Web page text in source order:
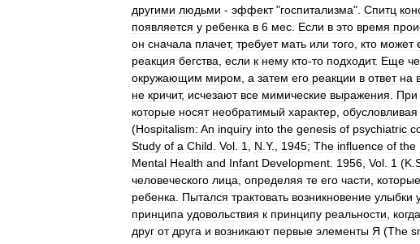
другими людьми - эффект"госпитализма". Спитц
появляется у ребенка в 6 мес Если в это время
он сначала плачет, требует мать или того кто может
реакция бегства если к нему кто-то подходит. Еще
окружающим миром а затем его реакции в ответ на
не кричит, исчезают все мимические выражения При
которые носят необратимый характер обусловливая
(Hospitalism: An inquiry into the genesis of psychiatric
Study of a Child Vol 1 N Y., 1945; The influence of the
Mental Health and Infant Development 1956 Vol 1 (K
человеческого лица определяя те его части которые
ребенка
Пытался трактовать возникновение улыбки
принципа удовольствия к принципу реальности когда
друг от друга и возникают первые элементы Я (The